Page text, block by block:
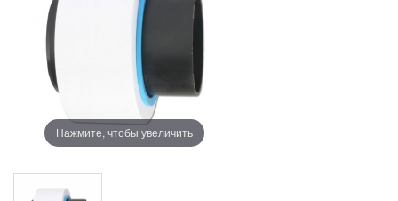
Нажмите, чтобы увеличить